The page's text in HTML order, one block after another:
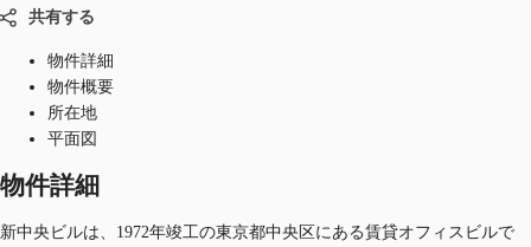
共有する
物件詳細
物件概要
所在地
平面図
物件詳細
新中央ビルは、1972年竣工の東京都中央区にある賃貸オフィスビルで